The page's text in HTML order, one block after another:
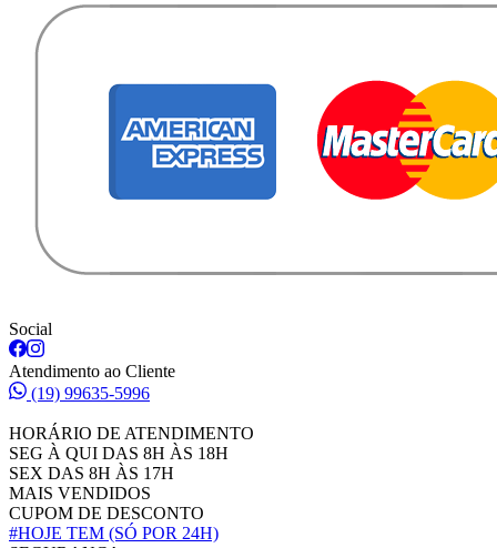
Social
Atendimento ao Cliente
(19) 99635-5996
HORÁRIO DE ATENDIMENTO
SEG À QUI DAS 8H ÀS 18H
SEX DAS 8H ÀS 17H
MAIS VENDIDOS
CUPOM DE DESCONTO
#HOJE TEM (SÓ POR 24H)